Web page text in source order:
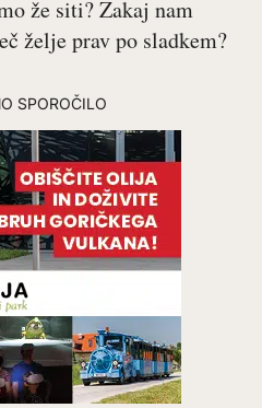
že siti? Zakaj nam
želje prav po sladkem?
SPOROČILO